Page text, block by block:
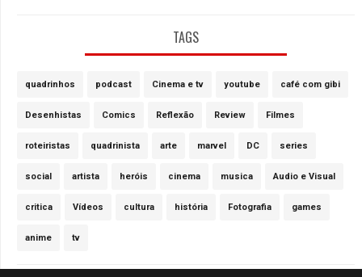
TAGS
quadrinhos podcast Cinema e tv youtube café com gibi
Desenhistas Comics Reflexão Review Filmes
roteiristas quadrinista arte marvel DC series
social artista heróis cinema musica Audio e Visual
critica Vídeos cultura história Fotografia games
anime tv